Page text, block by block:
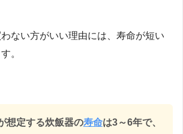
ない方がいい理由には、寿命が短い
。
想定する炊飯器の寿命は3～6年で、